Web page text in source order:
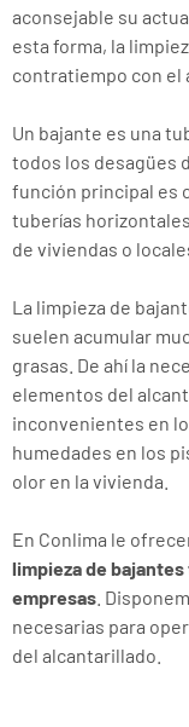
aconsejable su
esta forma, la
contratiempo con el
Un bajante es una
todos los desagües
función principal es
tuberías
de viviendas o
La limpieza de
suelen acumular
grasas. De ahí la
elementos del
inconvenientes en
humedades en los
olor en la vivienda.
En Conlima le
limpieza de
empresas .
necesarias para
del alcantarillado.